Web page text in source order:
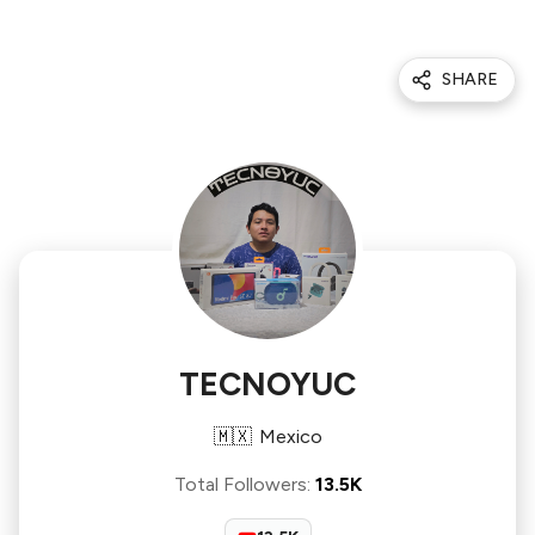
SHARE
TECNOYUC
🇲🇽 Mexico
Total Followers: 13.5K